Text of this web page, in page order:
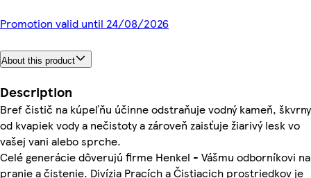
Promotion valid until 24/08/2026
About this product
Description
Bref čistič na kúpeľňu účinne odstraňuje vodný kameň, škvrny
od kvapiek vody a nečistoty a zároveň zaisťuje žiarivý lesk vo
vašej vani alebo sprche.
Celé generácie dôverujú firme Henkel - Vášmu odborníkovi na
pranie a čistenie. Divízia Pracích a Čistiacich prostriedkov je